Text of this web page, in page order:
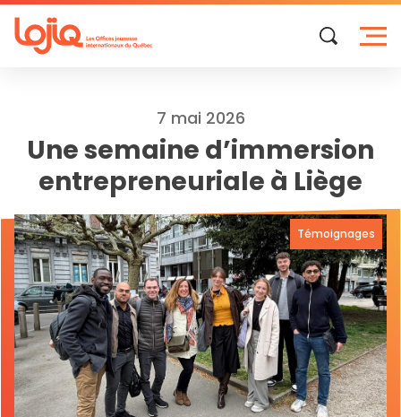
Skip
to
content
7 mai 2026
Une semaine d’immersion
entrepreneuriale à Liège
Témoignages